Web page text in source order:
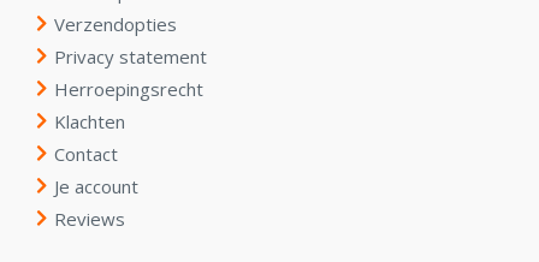
Verzendopties
Privacy statement
Herroepingsrecht
Klachten
Contact
Je account
Reviews